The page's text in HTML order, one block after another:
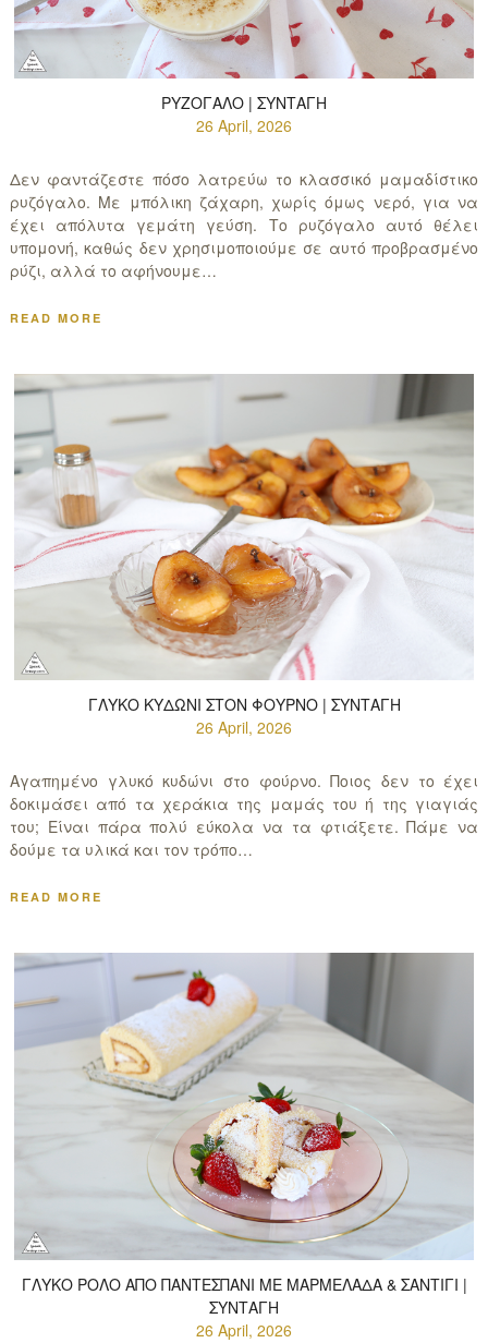
ΡΥΖΌΓΑΛΟ | ΣΥΝΤΑΓΉ
26 April, 2026
Δεν φαντάζεστε πόσο λατρεύω το κλασσικό μαμαδίστικο
ρυζόγαλο. Με μπόλικη ζάχαρη, χωρίς όμως νερό, για να
έχει απόλυτα γεμάτη γεύση. Το ρυζόγαλο αυτό θέλει
υπομονή, καθώς δεν χρησιμοποιούμε σε αυτό προβρασμένο
ρύζι, αλλά το αφήνουμε…
READ MORE
ΓΛΥΚΌ ΚΥΔΏΝΙ ΣΤΟΝ ΦΟΎΡΝΟ | ΣΥΝΤΑΓΉ
26 April, 2026
Αγαπημένο γλυκό κυδώνι στο φούρνο. Ποιος δεν το έχει
δοκιμάσει από τα χεράκια της μαμάς του ή της γιαγιάς
του; Είναι πάρα πολύ εύκολα να τα φτιάξετε. Πάμε να
δούμε τα υλικά και τον τρόπο…
READ MORE
ΓΛΥΚΌ ΡΟΛΌ ΑΠΌ ΠΑΝΤΕΣΠΆΝΙ ΜΕ ΜΑΡΜΕΛΆΔΑ & ΣΑΝΤΙΓΊ |
ΣΥΝΤΑΓΉ
26 April, 2026